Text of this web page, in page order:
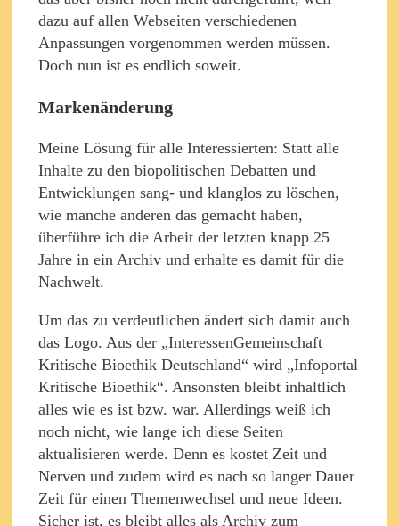
dazu auf allen Webseiten verschiedenen
Anpassungen vorgenommen werden müssen.
Doch nun ist es endlich soweit.
Markenänderung
Meine Lösung für alle Interessierten: Statt alle
Inhalte zu den biopolitischen Debatten und
Entwicklungen sang- und klanglos zu löschen,
wie manche anderen das gemacht haben,
überführe ich die Arbeit der letzten knapp 25
Jahre in ein Archiv und erhalte es damit für die
Nachwelt.
Um das zu verdeutlichen ändert sich damit auch
das Logo. Aus der „InteressenGemeinschaft
Kritische Bioethik Deutschland“ wird „Infoportal
Kritische Bioethik“. Ansonsten bleibt inhaltlich
alles wie es ist bzw. war. Allerdings weiß ich
noch nicht, wie lange ich diese Seiten
aktualisieren werde. Denn es kostet Zeit und
Nerven und zudem wird es nach so langer Dauer
Zeit für einen Themenwechsel und neue Ideen.
Sicher ist, es bleibt alles als Archiv zum